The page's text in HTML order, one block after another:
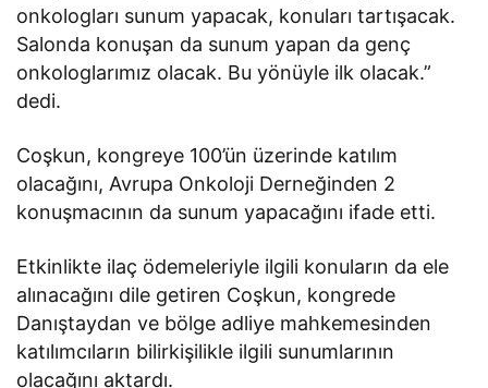
onkologları sunum yapacak, konuları tartışacak.
Salonda konuşan da sunum yapan da genç
onkologlarımız olacak. Bu yönüyle ilk olacak.”
dedi.
Coşkun, kongreye 100’ün üzerinde katılım
olacağını, Avrupa Onkoloji Derneğinden 2
konuşmacının da sunum yapacağını ifade etti.
Etkinlikte ilaç ödemeleriyle ilgili konuların da ele
alınacağını dile getiren Coşkun, kongrede
Danıştaydan ve bölge adliye mahkemesinden
katılımcıların bilirkişilikle ilgili sunumlarının
olacağını aktardı.